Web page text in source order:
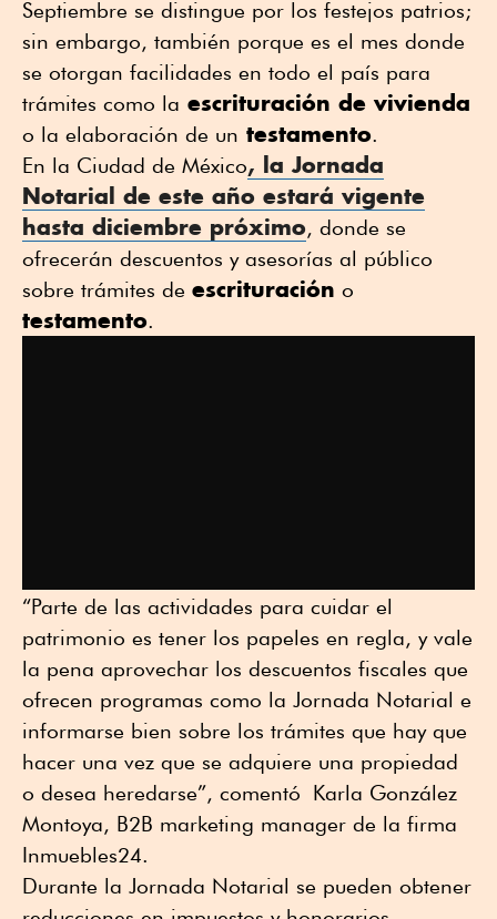
Septiembre se distingue por los festejos patrios;
sin embargo, también porque es el mes donde
se otorgan facilidades en todo el país para
trámites como la escrituración de vivienda
o la elaboración de un testamento.
En la Ciudad de México, la Jornada
Notarial de este año estará vigente
hasta diciembre próximo, donde se
ofrecerán descuentos y asesorías al público
sobre trámites de escrituración o
testamento.
“Parte de las actividades para cuidar el
patrimonio es tener los papeles en regla, y vale
la pena aprovechar los descuentos fiscales que
ofrecen programas como la Jornada Notarial e
informarse bien sobre los trámites que hay que
hacer una vez que se adquiere una propiedad
o desea heredarse”, comentó Karla González
Montoya, B2B marketing manager de la firma
Inmuebles24.
Durante la Jornada Notarial se pueden obtener